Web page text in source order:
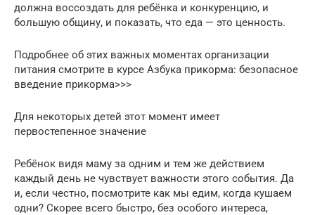
должна воссоздать для ребёнка и конкуренцию, и
большую общину, и показать, что еда — это ценность.
Подробнее об этих важных моментах организации
питания смотрите в курсе Азбука прикорма: безопасное
введение прикорма>>>
Для некоторых детей этот момент имеет
первостепенное значение
Ребёнок видя маму за одним и тем же действием
каждый день не чувствует важности этого события. Да
и, если честно, посмотрите как мы едим, когда кушаем
одни? Скорее всего быстро, без особого интереса,